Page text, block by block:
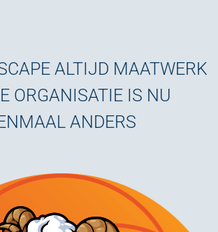
ALTIJD MAATWERK
ORGANISATIE IS NU
ANDERS